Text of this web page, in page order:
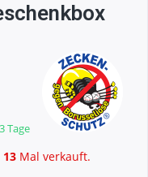
Tage
13 Mal verkauft.